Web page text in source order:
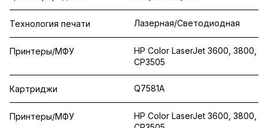
Технология печати Лазерная/Светодиодная
Принтеры/МФУ
HP Color LaserJet 3600, 3800,
CP3505
Картриджи Q7581A
Принтеры/МФУ
HP Color LaserJet 3600, 3800,